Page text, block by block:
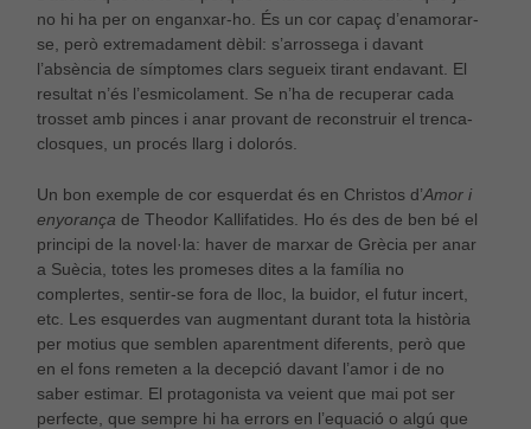
no hi ha per on enganxar-ho. És un cor capaç d’enamorar-
se, però extremadament dèbil: s’arrossega i davant
l’absència de símptomes clars segueix tirant endavant. El
resultat n’és l’esmicolament. Se n’ha de recuperar cada
trosset amb pinces i anar provant de reconstruir el trenca-
closques, un procés llarg i dolorós.
Un bon exemple de cor esquerdat és en Christos d’Amor i
enyorança de Theodor Kallifatides. Ho és des de ben bé el
principi de la novel·la: haver de marxar de Grècia per anar
a Suècia, totes les promeses dites a la família no
complertes, sentir-se fora de lloc, la buidor, el futur incert,
etc. Les esquerdes van augmentant durant tota la història
per motius que semblen aparentment diferents, però que
en el fons remeten a la decepció davant l’amor i de no
saber estimar. El protagonista va veient que mai pot ser
perfecte, que sempre hi ha errors en l’equació o algú que